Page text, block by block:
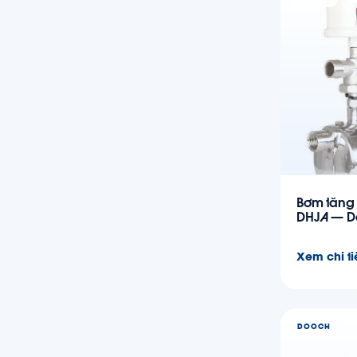
Bơm
DHJA —
Xem chi
DOOCH